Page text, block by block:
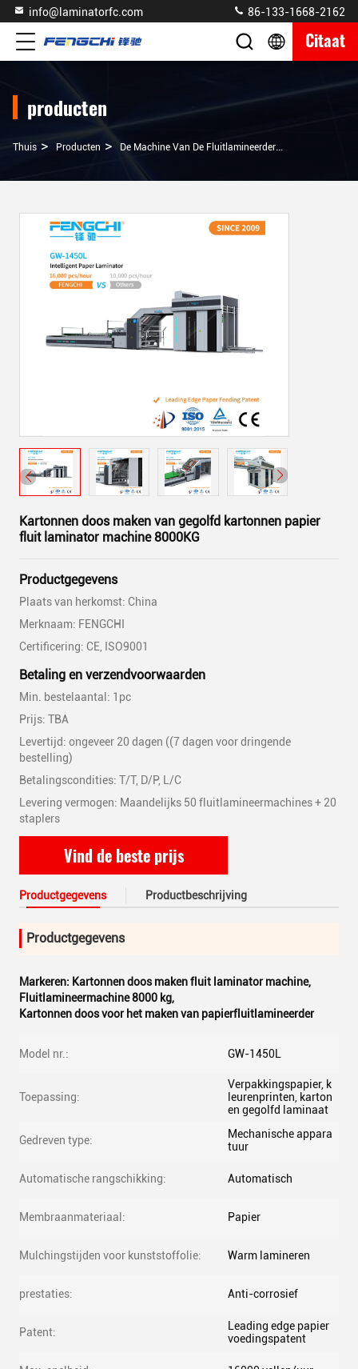
info@laminatorfc.com 86-133-1668-2162
Citaat
producten
Thuis > Producten > De Machine Van De Fluitlamineerder >
Kartonnen doos maken van gegolfd kartonnen papier
fluit laminator machine 8000KG
Productgegevens
Plaats van herkomst: China
Merknaam: FENGCHI
Certificering: CE, ISO9001
Betaling en verzendvoorwaarden
Min. bestelaantal: 1pc
Prijs: TBA
Levertijd: ongeveer 20 dagen ((7 dagen voor dringende
bestelling)
Betalingscondities: T/T, D/P, L/C
Levering vermogen: Maandelijks 50 fluitlamineermachines + 20
staplers
Vind de beste prijs
Productgegevens Productbeschrijving
Productgegevens
Markeren: Kartonnen doos maken fluit laminator machine,
Fluitlamineermachine 8000 kg,
Kartonnen doos voor het maken van papierfluitlamineerder
Model nr.: GW-1450L
Toepassing:
Verpakkingspapier, k
leurenprinten, karton
en gegolfd laminaat
Gedreven type:
Mechanische appara
tuur
Automatische rangschikking: Automatisch
Membraanmateriaal: Papier
Mulchingstijden voor kunststoffolie: Warm lamineren
prestaties: Anti-corrosief
Patent:
Leading edge papier
voedingspatent